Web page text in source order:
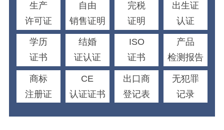
生产
许可证
自由
销售证明
完税
证明
出生证
认证
学历
证书
结婚
证认证
ISO
证书
产品
检测报告
商标
注册证
CE
认证证书
出口商
登记表
无犯罪
记录